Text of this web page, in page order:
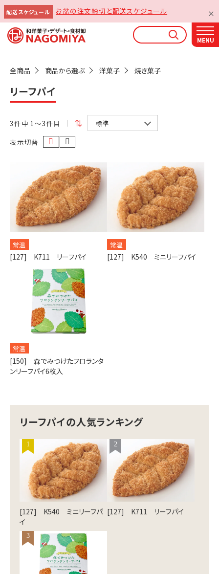
配送スケジュール お盆の注文締切と配送スケジュール
全商品 商品から選ぶ 洋菓子 焼き菓子
リーフパイ
3件中 1〜3件目
表示切替
常温
[127] K711 リーフパイ
常温
[127] K540 ミニリーフパイ
常温
[150] 森でみつけたフロランタ
ンリーフパイ6枚入
リーフパイの人気ランキング
1
[127] K540 ミニリーフパ
イ
2
[127] K711 リーフパイ
3
なごみやAIガイド
AIがなごみやの使い方をお答えします